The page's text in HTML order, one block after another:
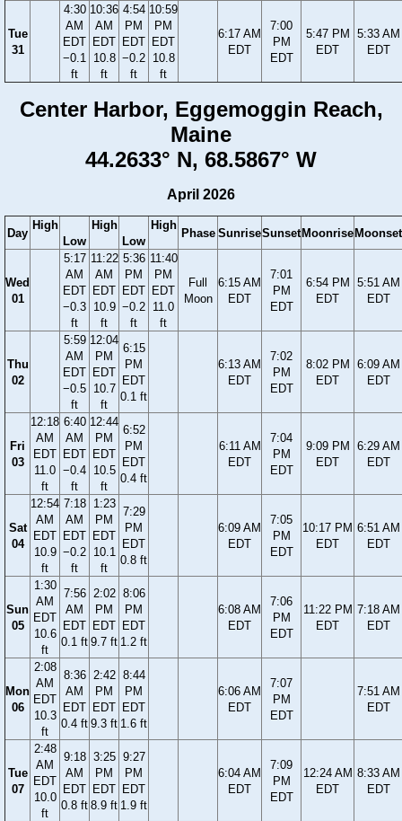
Tue
31
4:30
AM
EDT
−0.1
ft
10:36
AM
EDT
10.8
ft
4:54
PM
EDT
−0.2
ft
10:59
PM
EDT
10.8
ft
6:17 AM
EDT
7:00
PM
EDT
5:47 PM
EDT
5:33 AM
EDT
Center Harbor, Eggemoggin Reach,
Maine
44.2633° N, 68.5867° W
April 2026
Day
High
Low
High
Low
High
Phase SunriseSunsetMoonriseMoonset
Wed
01
5:17
AM
EDT
−0.3
ft
11:22
AM
EDT
10.9
ft
5:36
PM
EDT
−0.2
ft
11:40
PM
EDT
11.0
ft
Full
Moon
6:15 AM
EDT
7:01
PM
EDT
6:54 PM
EDT
5:51 AM
EDT
Thu
02
5:59
AM
EDT
−0.5
ft
12:04
PM
EDT
10.7
ft
6:15
PM
EDT
0.1 ft
6:13 AM
EDT
7:02
PM
EDT
8:02 PM
EDT
6:09 AM
EDT
Fri
03
12:18
AM
EDT
11.0
ft
6:40
AM
EDT
−0.4
ft
12:44
PM
EDT
10.5
ft
6:52
PM
EDT
0.4 ft
6:11 AM
EDT
7:04
PM
EDT
9:09 PM
EDT
6:29 AM
EDT
Sat
04
12:54
AM
EDT
10.9
ft
7:18
AM
EDT
−0.2
ft
1:23
PM
EDT
10.1
ft
7:29
PM
EDT
0.8 ft
6:09 AM
EDT
7:05
PM
EDT
10:17 PM
EDT
6:51 AM
EDT
Sun
05
1:30
AM
EDT
10.6
ft
7:56
AM
EDT
0.1 ft
2:02
PM
EDT
9.7 ft
8:06
PM
EDT
1.2 ft
6:08 AM
EDT
7:06
PM
EDT
11:22 PM
EDT
7:18 AM
EDT
Mon
06
2:08
AM
EDT
10.3
ft
8:36
AM
EDT
0.4 ft
2:42
PM
EDT
9.3 ft
8:44
PM
EDT
1.6 ft
6:06 AM
EDT
7:07
PM
EDT
7:51 AM
EDT
Tue
07
2:48
AM
EDT
10.0
ft
9:18
AM
EDT
0.8 ft
3:25
PM
EDT
8.9 ft
9:27
PM
EDT
1.9 ft
6:04 AM
EDT
7:09
PM
EDT
12:24 AM
EDT
8:33 AM
EDT